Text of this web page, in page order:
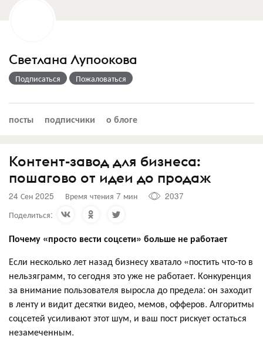
Светлана Лупоокова
Подписаться Пожаловаться
посты подписчики о блоге
Контент-завод для бизнеса:
пошагово от идеи до продаж
24 Сен 2025 Время чтения 7 мин
2037
Поделиться:
Почему «просто вести соцсети» больше не работает
Если несколько лет назад бизнесу хватало «постить что-то в
нельзяграмм, то сегодня это уже не работает. Конкуренция
за внимание пользователя выросла до предела: он заходит
в ленту и видит десятки видео, мемов, офферов. Алгоритмы
соцсетей усиливают этот шум, и ваш пост рискует остаться
незамеченным.